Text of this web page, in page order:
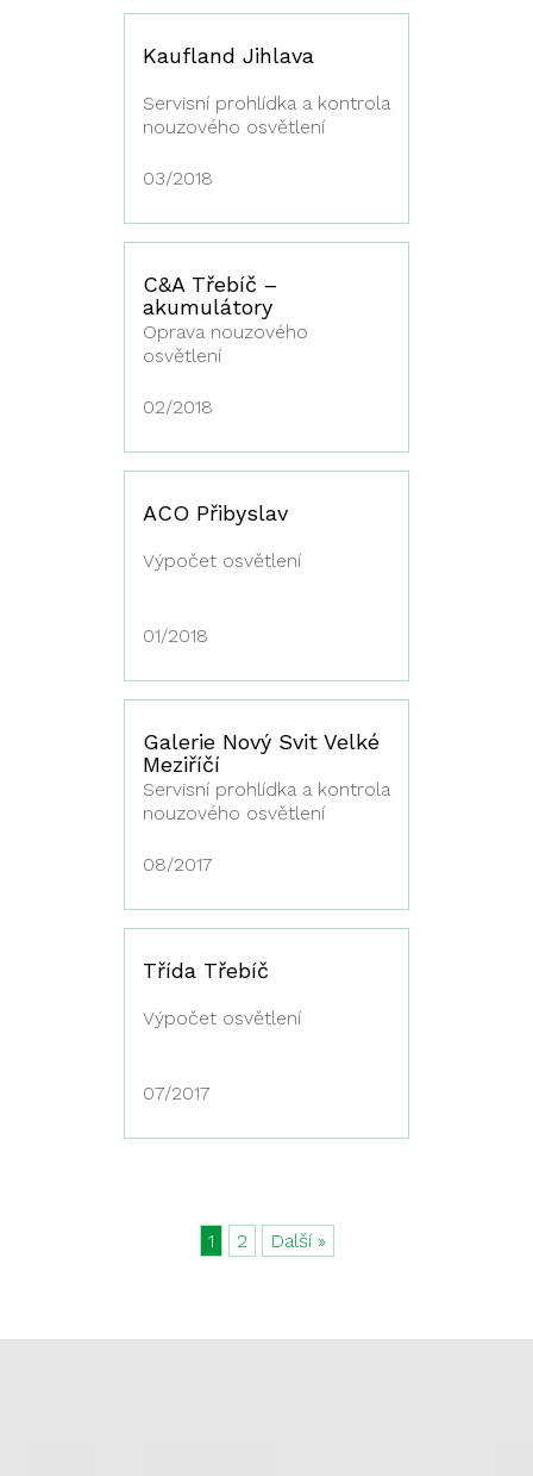
Kaufland Jihlava
Servisní prohlídka a kontrola
nouzového osvětlení
03/2018
C&A Třebíč –
akumulátory
Oprava nouzového
osvětlení
02/2018
ACO Přibyslav
Výpočet osvětlení
01/2018
Galerie Nový Svit Velké
Meziříčí
Servisní prohlídka a kontrola
nouzového osvětlení
08/2017
Třída Třebíč
Výpočet osvětlení
07/2017
1 2 Další »